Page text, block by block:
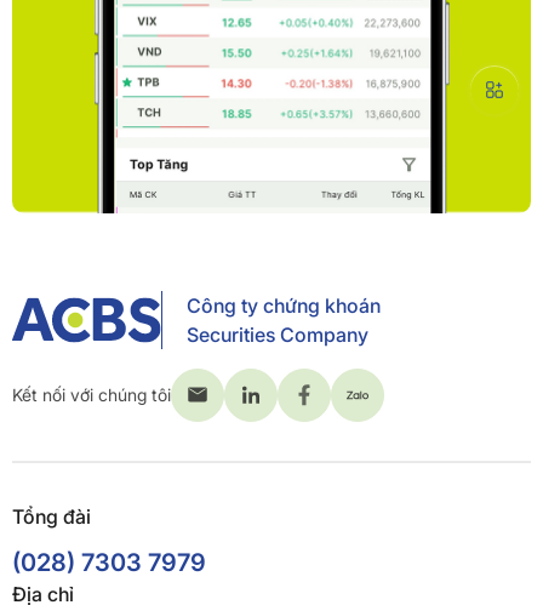
Công ty chứng khoán
Securities Company
Kết nối với chúng tôi
Tổng đài
(028) 7303 7979
Địa chỉ